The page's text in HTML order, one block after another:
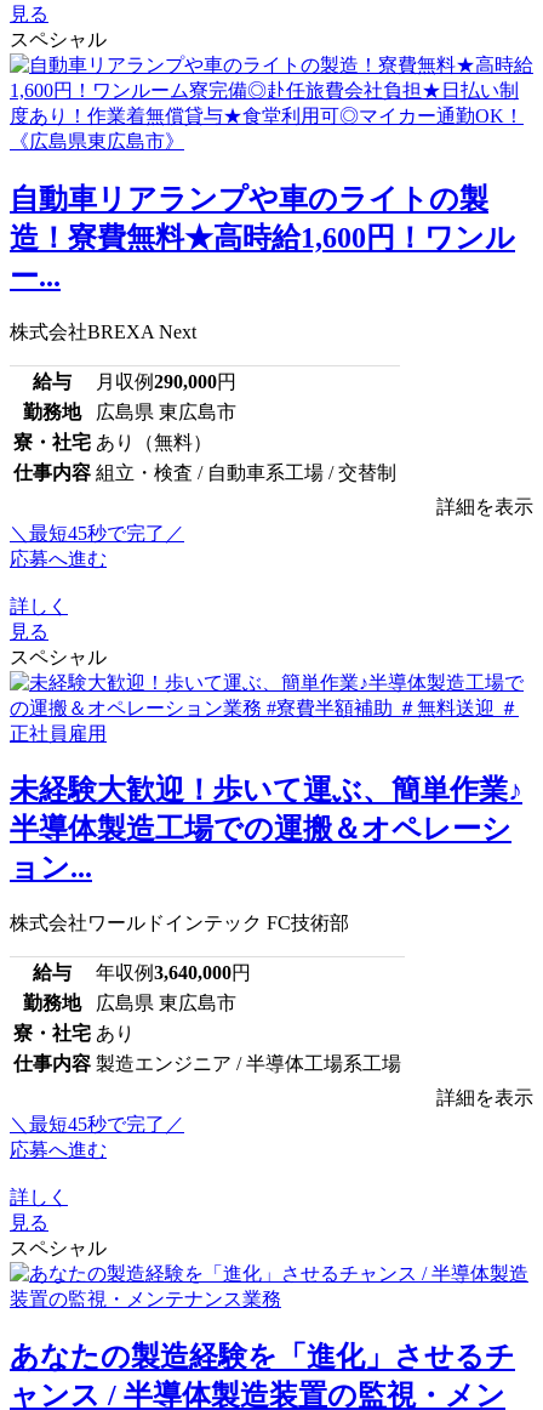
見る
スペシャル
自動車リアランプや車のライトの製
造！寮費無料★高時給1,600円！ワンル
ー...
株式会社BREXA Next
給与 月収例290,000円
勤務地
広島県 東広島市
寮・社宅 あり（無料）
仕事内容 組立・検査 / 自動車系工場 / 交替制
詳細を表示
＼最短45秒で完了／
応募へ進む
詳しく
見る
スペシャル
未経験大歓迎！歩いて運ぶ、簡単作業♪
半導体製造工場での運搬＆オペレーシ
ョン...
株式会社ワールドインテック FC技術部
給与 年収例3,640,000円
勤務地
広島県 東広島市
寮・社宅 あり
仕事内容 製造エンジニア / 半導体工場系工場
詳細を表示
＼最短45秒で完了／
応募へ進む
詳しく
見る
スペシャル
あなたの製造経験を「進化」させるチ
ャンス / 半導体製造装置の監視・メン